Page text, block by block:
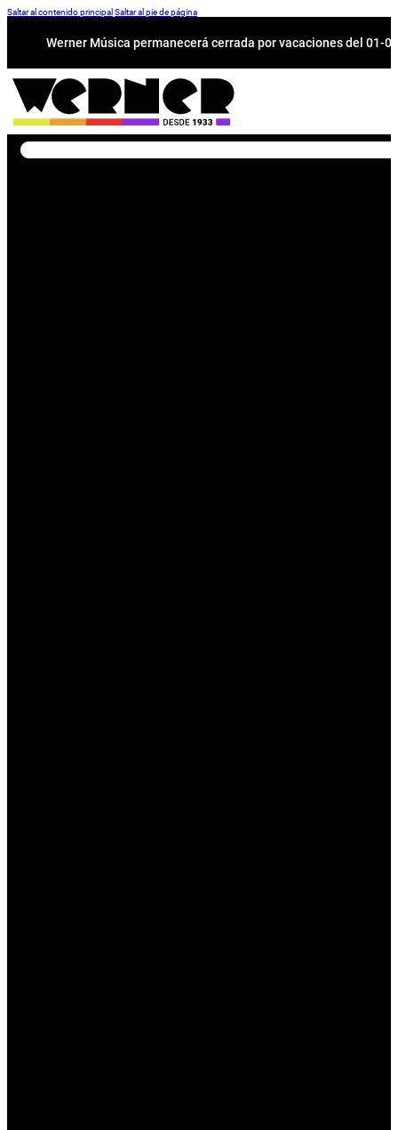
Saltar al contenido principal Saltar al pie de página
Werner Música permanecerá cerrada por vacaciones del 01-
Buscar